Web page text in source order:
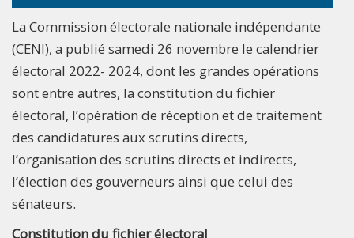
La Commission électorale nationale indépendante
(CENI), a publié samedi 26 novembre le calendrier
électoral 2022- 2024, dont les grandes opérations
sont entre autres, la constitution du fichier
électoral, l’opération de réception et de traitement
des candidatures aux scrutins directs,
l’organisation des scrutins directs et indirects,
l’élection des gouverneurs ainsi que celui des
sénateurs.
Constitution du fichier électoral